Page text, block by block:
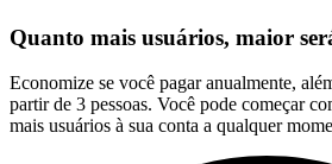
Quanto mais usuários, maior
Economize se você pagar anualmente,
partir de 3 pessoas. Você pode começar
mais usuários à sua conta a qualquer